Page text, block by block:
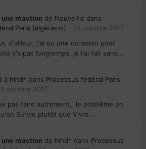
une réaction de Nouvelfic dans
Paris (algériens)
24 octobre 2017
d'ailleur, j'ai eu une occasion pour
y'a pas longtemps, je l'ai fait sans...
à hind* dans Processus fédéral Paris
octobre 2017
pas faire autrement, le problème on
Survie plutôt que Vivre...
une réaction de hind* dans Processus